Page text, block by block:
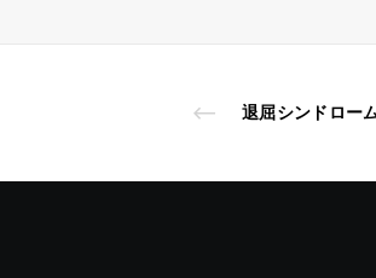
退屈シンドロー